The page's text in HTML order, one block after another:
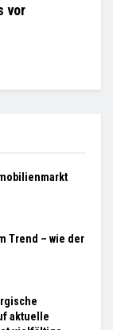
vor
Trend – wie der
aktuelle